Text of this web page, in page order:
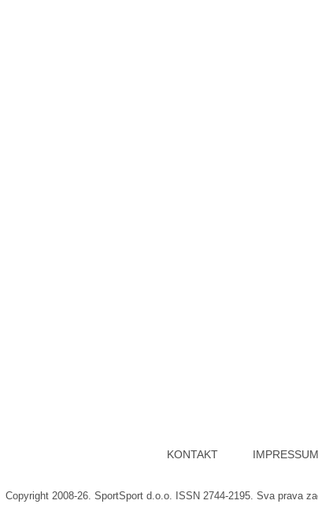
KONTAKT IMPRESSUM
Copyright 2008-26. SportSport d.o.o. ISSN 2744-2195. Sva prava